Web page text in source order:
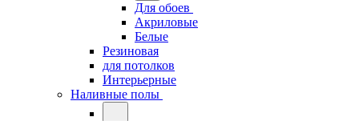
Для обоев
Акриловые
Белые
Резиновая
для потолков
Интерьерные
Наливные полы